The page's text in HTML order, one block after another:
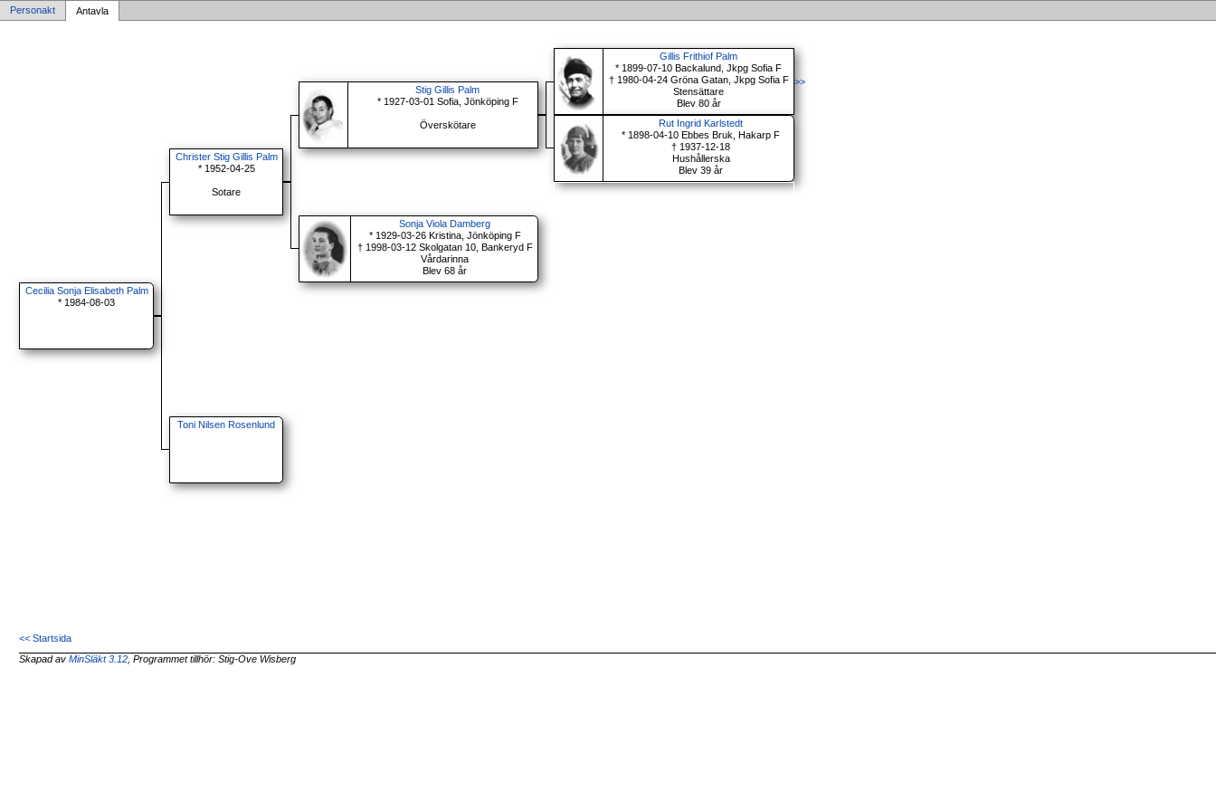
Personakt Antavla
Cecilia Sonja Elisabeth Palm
* 1984-08-03
Christer Stig Gillis Palm
* 1952-04-25
Sotare
Stig Gillis Palm
* 1927-03-01 Sofia, Jönköping F
Överskötare
Gillis Frithiof Palm
* 1899-07-10 Backalund, Jkpg Sofia F
† 1980-04-24 Gröna Gatan, Jkpg Sofia F
Stensättare
Blev 80 år
>>
Rut Ingrid Karlstedt
* 1898-04-10 Ebbes Bruk, Hakarp F
† 1937-12-18
Hushållerska
Blev 39 år
Sonja Viola Damberg
* 1929-03-26 Kristina, Jönköping F
† 1998-03-12 Skolgatan 10, Bankeryd F
Vårdarinna
Blev 68 år
Toni Nilsen Rosenlund
<< Startsida
Skapad avMinSläkt 3.12 , Programmet tillhör: Stig-Ove Wisberg